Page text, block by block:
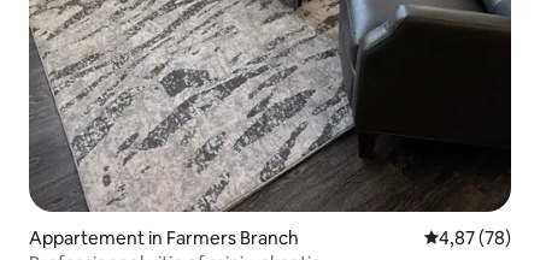
Appartement in Farmers Branch Gemiddelde
4,87 (78)